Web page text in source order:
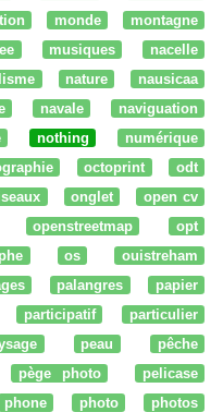
monde
montagne
musiques
nacelle
nature
nausicaa
navale
naviguation
nothing
numérique
octoprint
odt
onglet
open cv
openstreetmap
opt
os
ouistreham
palangres
papier
participatif
particulier
peau
pêche
pège photo
pelicase
phone photo
photos